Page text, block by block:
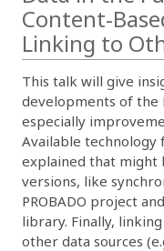
Content-
Linking to
This talk will give
developments of the
especially
Available
explained that might
versions, like
PROBADO project
library. Finally,
other data sources